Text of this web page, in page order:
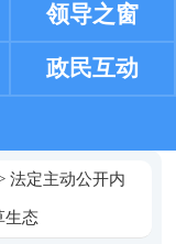
领导之窗
政民互动
法定主动公开内
生态